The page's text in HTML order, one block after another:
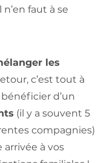
faut à se
les
c’est tout à
d’un
(il y a souvent 5
compagnies)
à vos